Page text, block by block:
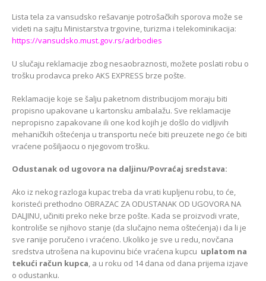
Lista tela za vansudsko rešavanje potrošačkih sporova može se
videti na sajtu Ministarstva trgovine, turizma i telekominikacija:
https://vansudsko.must.gov.rs/adrbodies
U slučaju reklamacije zbog nesaobraznosti, možete poslati robu o
trošku prodavca preko AKS EXPRESS brze pošte.
Reklamacije koje se šalju paketnom distribucijom moraju biti
propisno upakovane u kartonsku ambalažu. Sve reklamacije
nepropisno zapakovane ili one kod kojih je došlo do vidljivih
mehaničkih oštećenja u transportu neće biti preuzete nego će biti
vraćene pošiljaocu o njegovom trošku.
Odustanak od ugovora na daljinu/Povraćaj sredstava:
Ako iz nekog razloga kupac treba da vrati kupljenu robu, to će,
koristeći prethodno OBRAZAC ZA ODUSTANAK OD UGOVORA NA
DALJINU, učiniti preko neke brze pošte. Kada se proizvodi vrate,
kontroliše se njihovo stanje (da slučajno nema oštećenja) i da li je
sve ranije poručeno i vraćeno. Ukoliko je sve u redu, novčana
sredstva utrošena na kupovinu biće vraćena kupcu uplatom na
tekući račun kupca, a u roku od 14 dana od dana prijema izjave
o odustanku.